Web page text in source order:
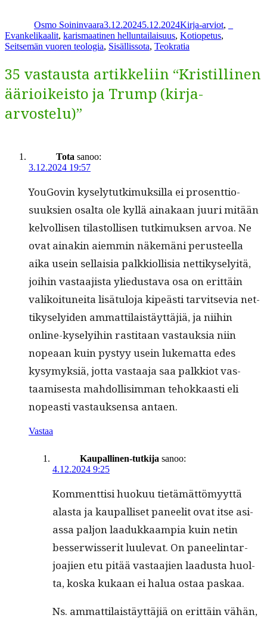
Osmo Soininvaara3.12.20245.12.2024Kirja-arviot,
Evankelikaalit, karismaatinen helluntailaisuus, Kotiopetus,
Seitsemän vuoren teologia, Sisällissota, Teokratia
35 vastausta artikkeliin “Kristillinen
äärioikeisto ja Trump (kirja-
arvostelu)”
Tota sanoo:
3.12.2024 19:57
YouGovin kyse­ly­tutkimuk­sil­la ei pros­ent­tio­
suuk­sien osalta ole kyl­lä ainakaan juuri mitään
kelvol­lisen tilas­tol­lisen tutkimuk­sen arvoa. Ne
ovat ainakin aiem­min näkemäni perus­teel­la
aika usein sel­l­aisia palkki­ol­lisia net­tiky­se­ly­itä,
joi­hin vas­taa­jista yliedus­ta­va osa on erit­täin
valikoitunei­ta lisä­tu­lo­ja kipeästi tarvit­se­via net­
tiky­se­lyi­den ammat­ti­laistäyt­täjiä, ja niihin
online-kyse­ly­i­hin rasti­taan vas­tauk­sia niin
nopeaan kuin pystyy usein luke­mat­ta edes
kysymyk­siä, jot­ta vas­taa­ja saa palkkiot vas­
taamis­es­ta mah­dol­lisim­man tehokkaasti eli
nopeasti vas­tauk­sen­sa antaen.
Vastaa
Kaupallinen-tutkija sanoo:
4.12.2024 9:25
Kom­ment­tisi huokuu tietämät­tömyyt­tä
alas­ta ja kau­pal­liset paneel­it ovat itse asi­
as­sa paljon laadukkaampia kuin netin
besser­wis­ser­it luule­vat. On paneel­in­tar­
joa­jien etu pitää vas­taa­jien laadus­ta huol­
ta, kos­ka kukaan ei halua ostaa paskaa.
Ns. ammat­ti­laistäyt­täjiä on erit­täin vähän,